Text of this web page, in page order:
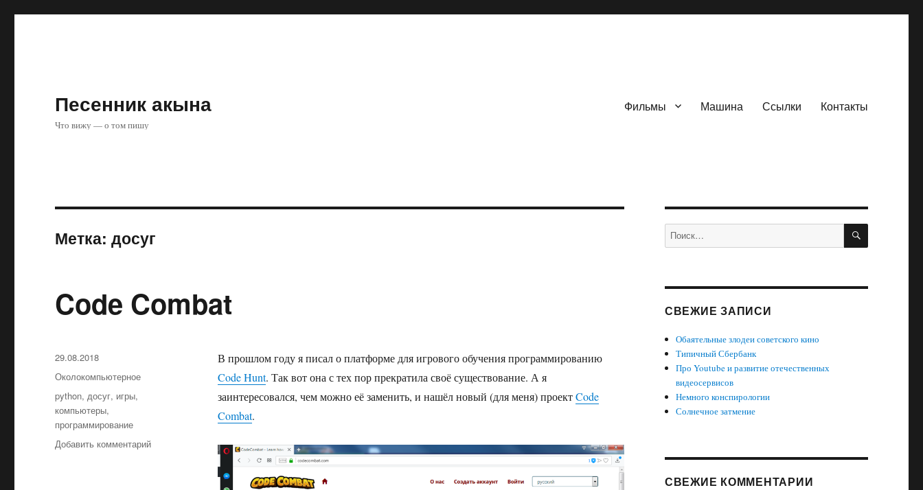
Песенник акына
Что вижу — о том пишу
Фильмы Машина Ссылки Контакты
Метка:досуг
Code Combat
В прошлом году я писал о платформе для игрового обучения программированию
Code Hunt. Так вот она с тех пор прекратила своё существование. А я
заинтересовался, чем можно её заменить, и нашёл новый (для меня) проектCode
Combat.
Опубликовано
29.08.2018
Рубрики
Околокомпьютерное
Метки
python,досуг, игры,
компьютеры,
программирование
Добавить комментарий
Искать: ПОИСК
СВЕЖИЕ ЗАПИСИ
Обаятельные злодеи советского кино
Типичный Сбербанк
Про Youtube и развитие отечественных
видеосервисов
Немного конспирологии
Солнечное затмение
СВЕЖИЕ КОММЕНТАРИИ